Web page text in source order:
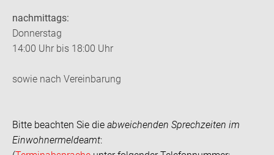
nachmittags:
Donnerstag
14:00 Uhr bis 18:00 Uhr
sowie nach Vereinbarung
Bitte beachten Sie die abweichenden Sprechzeiten im
Einwohnermeldeamt: